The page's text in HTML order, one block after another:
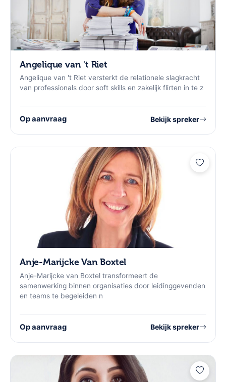
Angelique van 't Riet
Angelique van 't Riet versterkt de relationele slagkracht
van professionals door soft skills en zakelijk flirten in te z
Op aanvraag Bekijk spreker
Anje-Marijcke Van Boxtel
Anje-Marijcke van Boxtel transformeert de
samenwerking binnen organisaties door leidinggevenden
en teams te begeleiden n
Op aanvraag Bekijk spreker